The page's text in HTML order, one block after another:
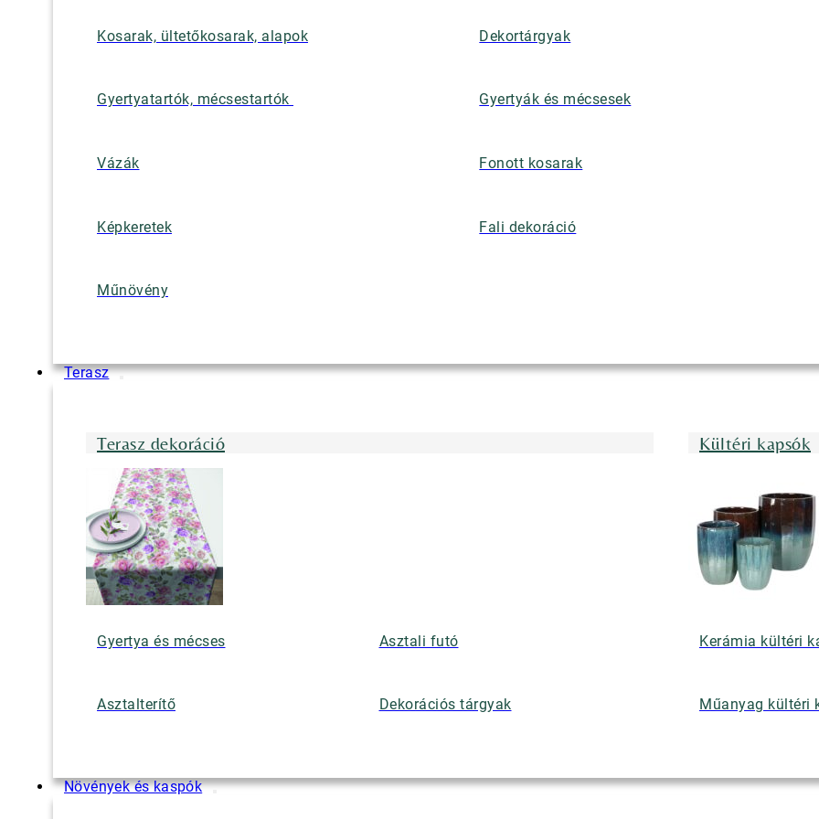
Kosarak, ültetőkosarak, alapok Dekortárgyak
Gyertyatartók, mécsestartók Gyertyák és mécsesek
Vázák Fonott kosarak
Képkeretek Fali dekoráció
Műnövény
Terasz
Terasz dekoráció
Gyertya és mécses Asztali futó
Asztalterítő Dekorációs tárgyak
Kültéri kapsók
Kerámia kültéri
Műanyag kültéri
Növények és kaspók